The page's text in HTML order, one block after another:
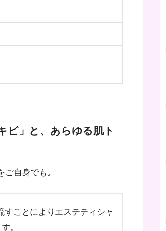
ビ」と、あらゆる肌ト
ご自身でも｡
ことによりエステティシャ
。